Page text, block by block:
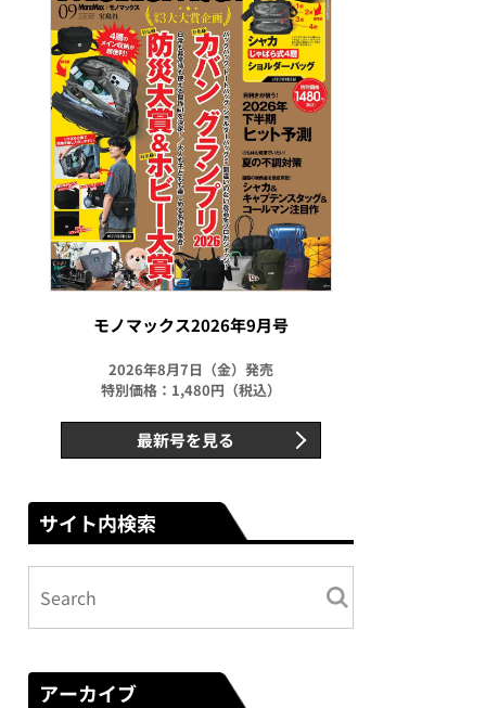
モノマックス2026年9月号
2026年8月7日（金）発売
特別価格：1,480円（税込）
最新号を見る
サイト内検索
アーカイブ